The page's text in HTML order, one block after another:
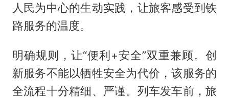
人民为中心的生动实践，让旅客感受到铁
路服务的温度。
明确规则，让“便利+安全”双重兼顾。创
新服务不能以牺牲安全为代价，该服务的
全流程十分精细、严谨。列车发车前，旅